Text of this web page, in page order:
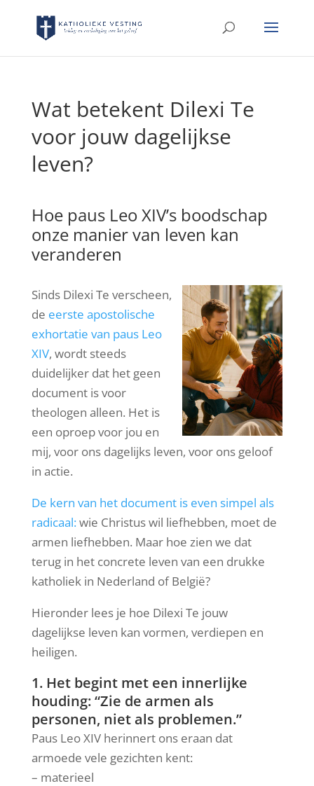
Wat betekent Dilexi Te
voor jouw dagelijkse
leven?
Hoe paus Leo XIV’s boodschap
onze manier van leven kan
veranderen
Sinds Dilexi Te verscheen,
de eerste apostolische
exhortatie van paus Leo
XIV, wordt steeds
duidelijker dat het geen
document is voor
theologen alleen. Het is
een oproep voor jou en
mij, voor ons dagelijks leven, voor ons geloof
in actie.
De kern van het document is even simpel als
radicaal:wie Christus wil liefhebben, moet de
armen liefhebben. Maar hoe zien we dat
terug in het concrete leven van een drukke
katholiek in Nederland of België?
Hieronder lees je hoe Dilexi Te jouw
dagelijkse leven kan vormen, verdiepen en
heiligen.
1. Het begint met een innerlijke
houding: “Zie de armen als
personen, niet als problemen.”
Paus Leo XIV herinnert ons eraan dat
armoede vele gezichten kent:
– materieel